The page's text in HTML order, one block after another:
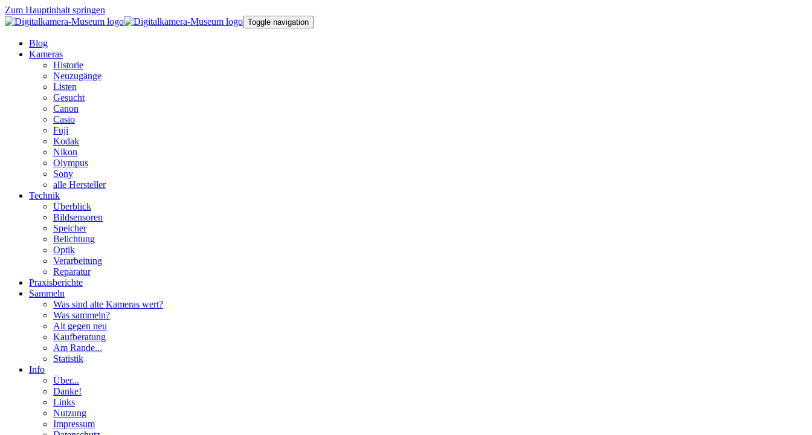
Zum Hauptinhalt springen
Toggle navigation
Blog
Kameras
Historie
Neuzugänge
Listen
Gesucht
Canon
Casio
Fuji
Kodak
Nikon
Olympus
Sony
alle Hersteller
Technik
Überblick
Bildsensoren
Speicher
Belichtung
Optik
Verarbeitung
Reparatur
Praxisberichte
Sammeln
Was sind alte Kameras wert?
Was sammeln?
Alt gegen neu
Kaufberatung
Am Rande...
Statistik
Info
Über...
Danke!
Links
Nutzung
Impressum